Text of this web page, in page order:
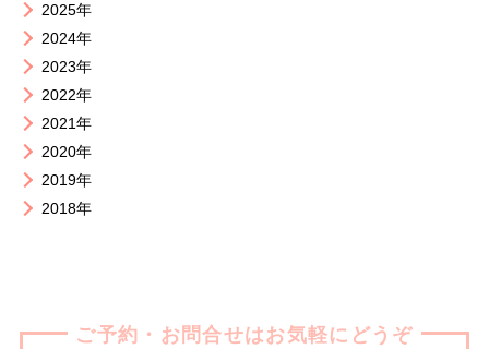
2025年
2024年
2023年
2022年
2021年
2020年
2019年
2018年
ご予約・お問合せはお気軽にどうぞ